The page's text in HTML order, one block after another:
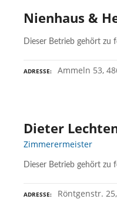
Nienhaus &
Dieser Betrieb gehört zu
ADRESSE Ammeln 53,
Dieter
Zimmerermeister
Dieser Betrieb gehört
ADRESSE Röntgenstr.